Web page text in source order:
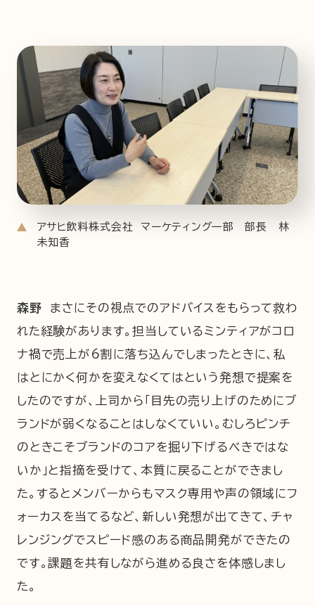
アサヒ飲料株式会社 マーケティング一部 部長 林
未知香
森野 まさにその視点でのアドバイスをもらって救わ
れた経験があります。担当しているミンティアがコロ
ナ禍で売上が6割に落ち込んでしまったときに、私
はとにかく何かを変えなくてはという発想で提案を
したのですが、上司から「目先の売り上げのためにブ
ランドが弱くなることはしなくていい。むしろピンチ
のときこそブランドのコアを掘り下げるべきではな
いか」と指摘を受けて、本質に戻ることができまし
た。するとメンバーからもマスク専用や声の領域にフ
ォーカスを当てるなど、新しい発想が出てきて、チャ
レンジングでスピード感のある商品開発ができたの
です。課題を共有しながら進める良さを体感しまし
た。